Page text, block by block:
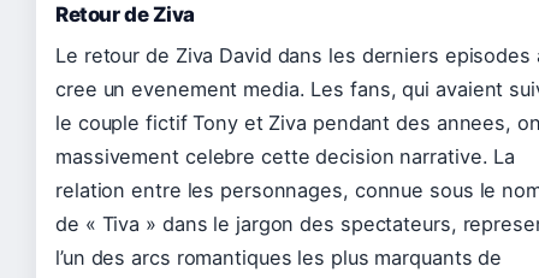
Retour de Ziva
Le retour de Ziva David dans les derniers episodes
cree un evenement media. Les fans, qui avaient
le couple fictif Tony et Ziva pendant des annees,
massivement celebre cette decision narrative. La
relation entre les personnages, connue sous le
de « Tiva » dans le jargon des spectateurs,
l’un des arcs romantiques les plus marquants de